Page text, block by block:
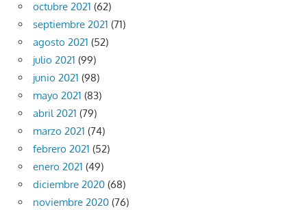
octubre 2021 (62)
septiembre 2021 (71)
agosto 2021 (52)
julio 2021 (99)
junio 2021 (98)
mayo 2021 (83)
abril 2021 (79)
marzo 2021 (74)
febrero 2021 (52)
enero 2021 (49)
diciembre 2020 (68)
noviembre 2020 (76)